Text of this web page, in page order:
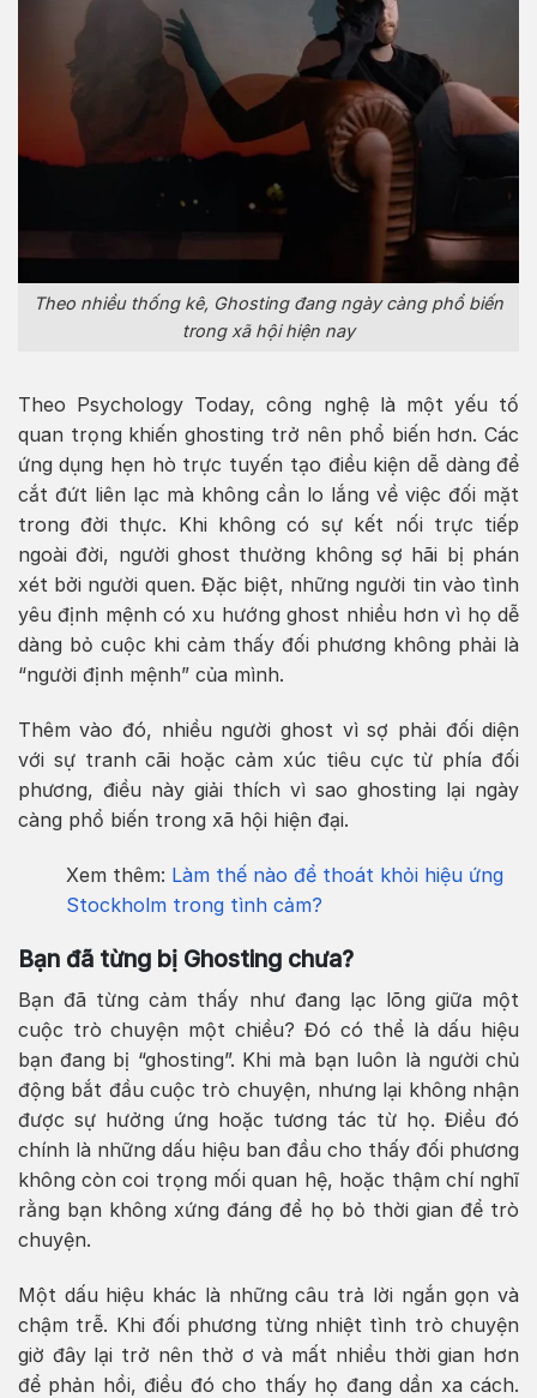
Theo nhiều thống kê, Ghosting đang ngày càng phổ biến
trong xã hội hiện nay
Theo Psychology Today, công nghệ là một yếu tố
quan trọng khiến ghosting trở nên phổ biến hơn. Các
ứng dụng hẹn hò trực tuyến tạo điều kiện dễ dàng để
cắt đứt liên lạc mà không cần lo lắng về việc đối mặt
trong đời thực. Khi không có sự kết nối trực tiếp
ngoài đời, người ghost thường không sợ hãi bị phán
xét bởi người quen. Đặc biệt, những người tin vào tình
yêu định mệnh có xu hướng ghost nhiều hơn vì họ dễ
dàng bỏ cuộc khi cảm thấy đối phương không phải là
“người định mệnh” của mình.
Thêm vào đó, nhiều người ghost vì sợ phải đối diện
với sự tranh cãi hoặc cảm xúc tiêu cực từ phía đối
phương, điều này giải thích vì sao ghosting lại ngày
càng phổ biến trong xã hội hiện đại.
Xem thêm: Làm thế nào để thoát khỏi hiệu ứng
Stockholm trong tình cảm?
Bạn đã từng bị Ghosting chưa?
Bạn đã từng cảm thấy như đang lạc lõng giữa một
cuộc trò chuyện một chiều? Đó có thể là dấu hiệu
bạn đang bị “ghosting”. Khi mà bạn luôn là người chủ
động bắt đầu cuộc trò chuyện, nhưng lại không nhận
được sự hưởng ứng hoặc tương tác từ họ. Điều đó
chính là những dấu hiệu ban đầu cho thấy đối phương
không còn coi trọng mối quan hệ, hoặc thậm chí nghĩ
rằng bạn không xứng đáng để họ bỏ thời gian để trò
chuyện.
Một dấu hiệu khác là những câu trả lời ngắn gọn và
chậm trễ. Khi đối phương từng nhiệt tình trò chuyện
giờ đây lại trở nên thờ ơ và mất nhiều thời gian hơn
để phản hồi, điều đó cho thấy họ đang dần xa cách.